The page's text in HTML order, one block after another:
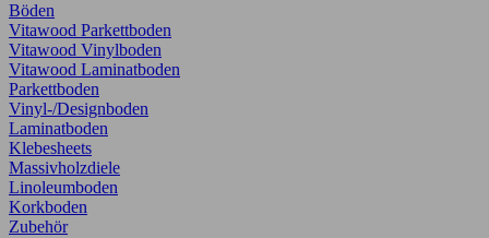
Böden
Vitawood Parkettboden
Vitawood Vinylboden
Vitawood Laminatboden
Parkettboden
Vinyl-/Designboden
Laminatboden
Klebesheets
Massivholzdiele
Linoleumboden
Korkboden
Zubehör